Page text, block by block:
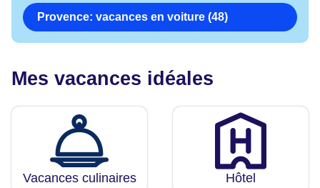
Provence: vacances en voiture (48)
Mes vacances idéales
Vacances culinaires Hôtel